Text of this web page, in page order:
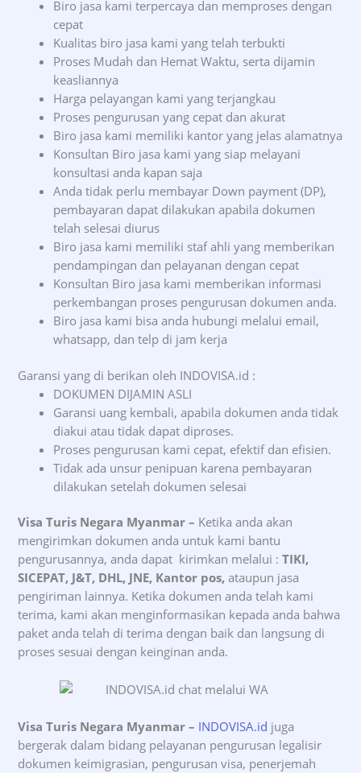
Biro jasa kami terpercaya dan memproses dengan
cepat
Kualitas biro jasa kami yang telah terbukti
Proses Mudah dan Hemat Waktu, serta dijamin
keasliannya
Harga pelayangan kami yang terjangkau
Proses pengurusan yang cepat dan akurat
Biro jasa kami memiliki kantor yang jelas alamatnya
Konsultan Biro jasa kami yang siap melayani
konsultasi anda kapan saja
Anda tidak perlu membayar Down payment (DP),
pembayaran dapat dilakukan apabila dokumen
telah selesai diurus
Biro jasa kami memiliki staf ahli yang memberikan
pendampingan dan pelayanan dengan cepat
Konsultan Biro jasa kami memberikan informasi
perkembangan proses pengurusan dokumen anda.
Biro jasa kami bisa anda hubungi melalui email,
whatsapp, dan telp di jam kerja
Garansi yang di berikan oleh INDOVISA.id :
DOKUMEN DIJAMIN ASLI
Garansi uang kembali, apabila dokumen anda tidak
diakui atau tidak dapat diproses.
Proses pengurusan kami cepat, efektif dan efisien.
Tidak ada unsur penipuan karena pembayaran
dilakukan setelah dokumen selesai
Visa Turis Negara Myanmar – Ketika anda akan
mengirimkan dokumen anda untuk kami bantu
pengurusannya, anda dapat kirimkan melalui :TIKI,
SICEPAT, J&T, DHL, JNE, Kantor pos, ataupun jasa
pengiriman lainnya. Ketika dokumen anda telah kami
terima, kami akan menginformasikan kepada anda bahwa
paket anda telah di terima dengan baik dan langsung di
proses sesuai dengan keinginan anda.
Visa Turis Negara Myanmar – INDOVISA.id juga
bergerak dalam bidang pelayanan pengurusan legalisir
dokumen keimigrasian, pengurusan visa, penerjemah